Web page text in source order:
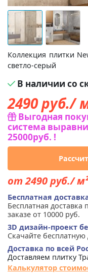
Коллекция плитки
светло-серый
В наличии со
2490руб./
Выгодная
система
25000руб. !
от 2490 руб./
Бесплатная
Бесплатная
заказе от 10000 руб.
3D дизайн-проект
Скачайте
Доставка по всей
Доставляем плитку
Калькулятор